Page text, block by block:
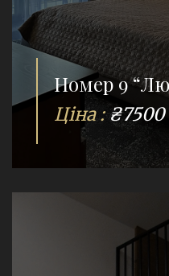
Номер 9
Ціна :₴7500